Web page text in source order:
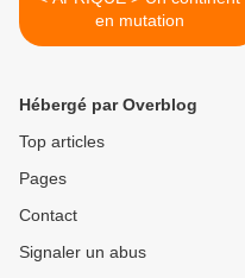
en mutation
Hébergé par Overblog
Top articles
Pages
Contact
Signaler un abus